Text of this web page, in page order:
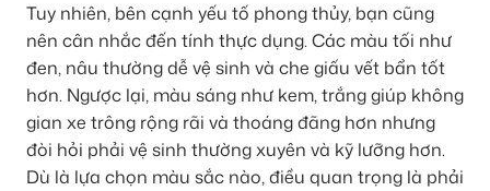
Tuy nhiên, bên cạnh yếu tố phong thủy, bạn cũng
nên cân nhắc đến tính thực dụng. Các màu tối như
đen, nâu thường dễ vệ sinh và che giấu vết bẩn tốt
hơn. Ngược lại, màu sáng như kem, trắng giúp không
gian xe trông rộng rãi và thoáng đãng hơn nhưng
đòi hỏi phải vệ sinh thường xuyên và kỹ lưỡng hơn.
Dù là lựa chọn màu sắc nào, điều quan trọng là phải